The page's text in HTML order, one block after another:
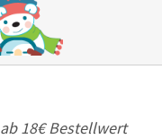
18€Bestellwert